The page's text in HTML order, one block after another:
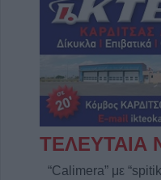
ΤΕΛΕΥΤΑΙΑ
“Calimera” με